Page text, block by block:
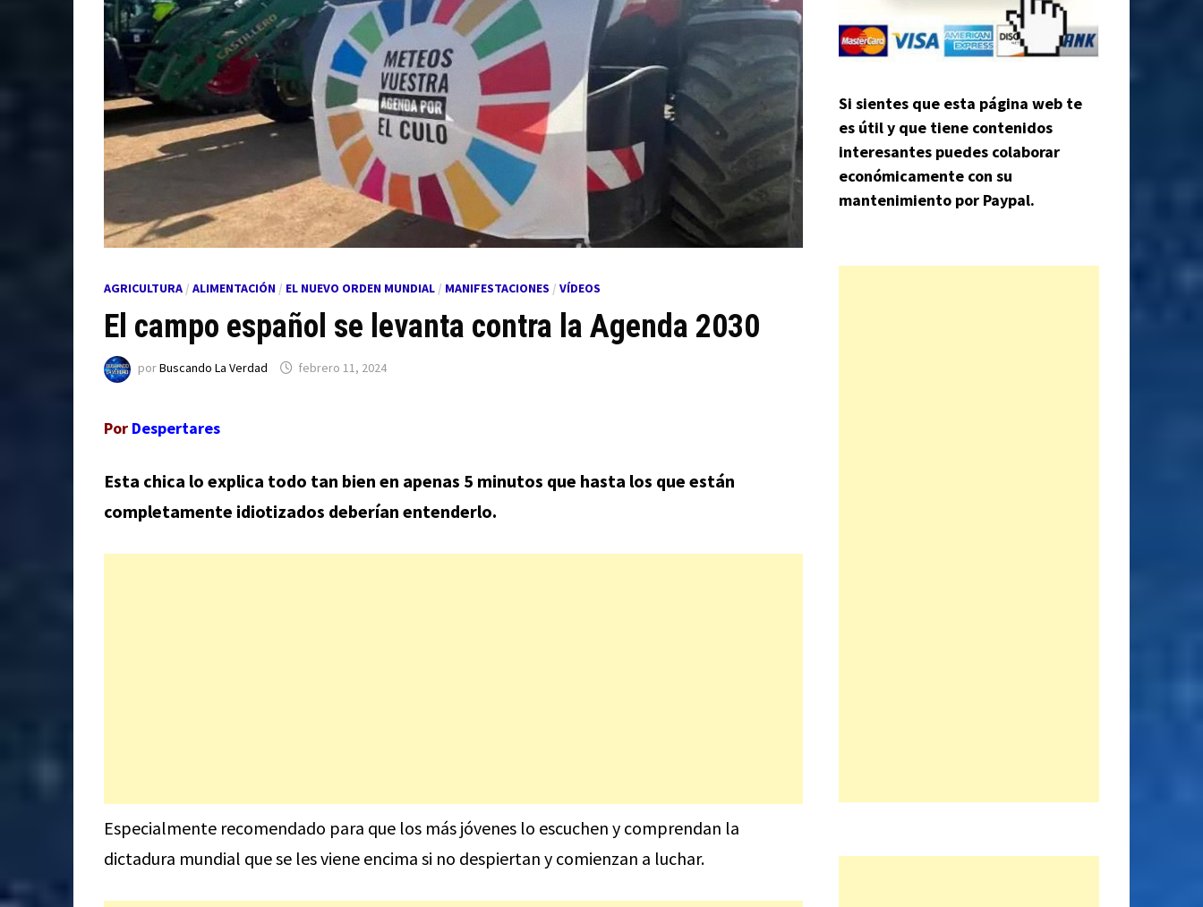
AGRICULTURA/ ALIMENTACIÓN/ EL NUEVO ORDEN MUNDIAL/ MANIFESTACIONES / VÍDEOS
El campo español se levanta contra la Agenda 2030
porBuscando La Verdad febrero 11, 2024
Por Despertares
Esta chica lo explica todo tan bien en apenas 5 minutos que hasta los que están
completamente idiotizados deberían entenderlo.
Especialmente recomendado para que los más jóvenes lo escuchen y comprendan la
dictadura mundial que se les viene encima si no despiertan y comienzan a luchar.
Si sientes que esta página web te
es útil y que tiene contenidos
interesantes puedes colaborar
económicamente con su
mantenimiento por Paypal.